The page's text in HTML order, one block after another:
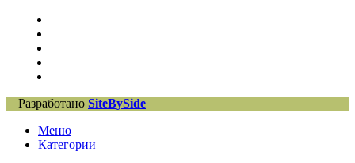
Разработано SiteBySide
Меню
Категории